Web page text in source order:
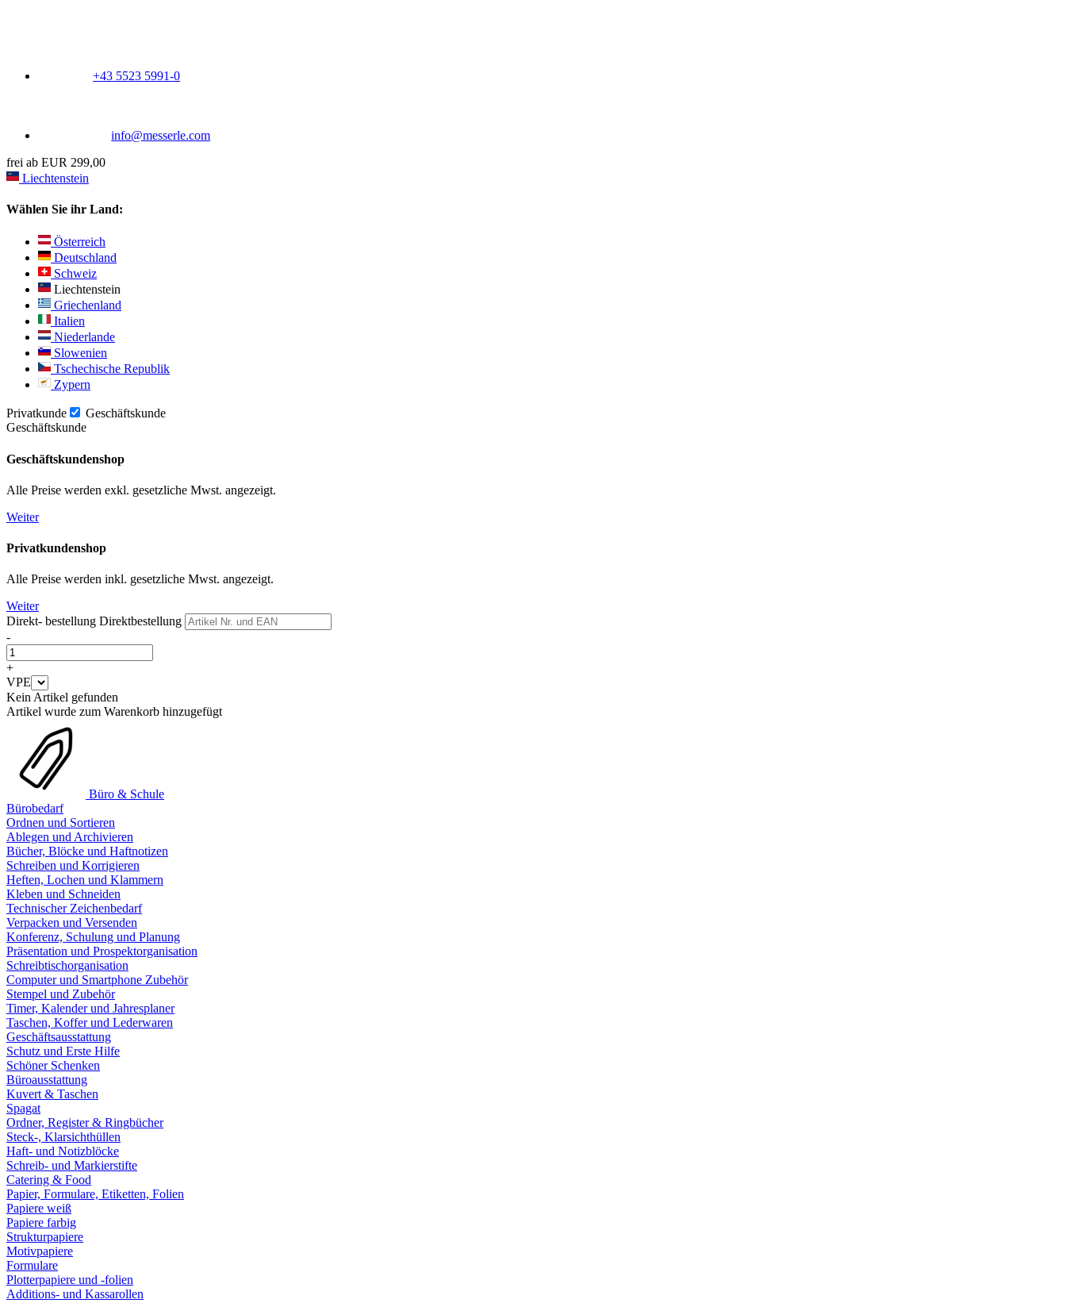
+43 5523 5991-0
info@messerle.com
frei ab EUR 299,00
Liechtenstein
Wählen Sie ihr Land:
Österreich
Deutschland
Schweiz
Liechtenstein
Griechenland
Italien
Niederlande
Slowenien
Tschechische Republik
Zypern
Privatkunde
Geschäftskunde
Geschäftskunde
Geschäftskundenshop
Alle Preise werden exkl. gesetzliche Mwst. angezeigt.
Weiter
Privatkundenshop
Alle Preise werden inkl. gesetzliche Mwst. angezeigt.
Weiter
Direkt- bestellung Direktbestellung
-
+
VPE
Kein Artikel gefunden
Artikel wurde zum Warenkorb hinzugefügt
Büro & Schule
Bürobedarf
Ordnen und Sortieren
Ablegen und Archivieren
Bücher, Blöcke und Haftnotizen
Schreiben und Korrigieren
Heften, Lochen und Klammern
Kleben und Schneiden
Technischer Zeichenbedarf
Verpacken und Versenden
Konferenz, Schulung und Planung
Präsentation und Prospektorganisation
Schreibtischorganisation
Computer und Smartphone Zubehör
Stempel und Zubehör
Timer, Kalender und Jahresplaner
Taschen, Koffer und Lederwaren
Geschäftsausstattung
Schutz und Erste Hilfe
Schöner Schenken
Büroausstattung
Kuvert & Taschen
Spagat
Ordner, Register & Ringbücher
Steck-, Klarsichthüllen
Haft- und Notizblöcke
Schreib- und Markierstifte
Catering & Food
Papier, Formulare, Etiketten, Folien
Papiere weiß
Papiere farbig
Strukturpapiere
Motivpapiere
Formulare
Plotterpapiere und -folien
Additions- und Kassarollen